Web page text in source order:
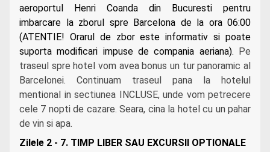
aeroportul Henri Coanda din Bucuresti pentru
imbarcare la zborul spre Barcelona de la ora 06:00
(ATENTIE! Orarul de zbor este informativ si poate
suporta modificari impuse de compania aeriana). Pe
traseul spre hotel vom avea bonus un tur panoramic al
Barcelonei. Continuam traseul pana la hotelul
mentional in sectiunea INCLUSE, unde vom petrecere
cele 7 nopti de cazare. Seara, cina la hotel cu un pahar
de vin si apa.
Zilele 2 - 7. TIMP LIBER SAU EXCURSII OPTIONALE